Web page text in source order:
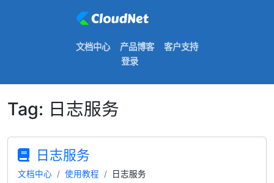
文档中心 产品博客
客户支持
登录
Tag: 日志服务
日志服务
文档中心 使用教程 日志服务